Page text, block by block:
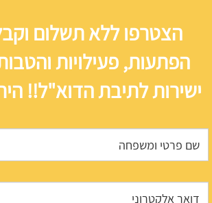
הצטרפו ללא תשלום
הפתעות, פעילויות
ישירות לתיבת הדוא"ל!!